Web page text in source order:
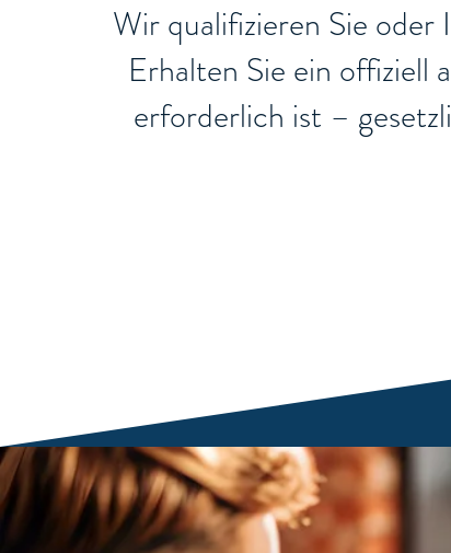
Wir qualifizieren Sie
Erhalten Sie ein offiziell
erforderlich ist –